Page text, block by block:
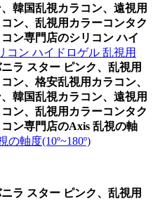
韓国乱視カラコン、遠視用
ン、乱視用カラーコンタク
ン専門店のシリコン ハイ
コン ハイドロゲル 乱視用
ニラ スター ピンク、乱視用
ン、格安乱視用カラコン、
韓国乱視カラコン、遠視用
ン、乱視用カラーコンタク
ン専門店のAxis 乱視の軸
の軸度(10º~180º)
ニラ スター ピンク、乱視用